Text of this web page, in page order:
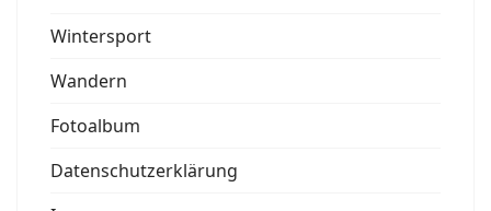
Wintersport
Wandern
Fotoalbum
Datenschutzerklärung